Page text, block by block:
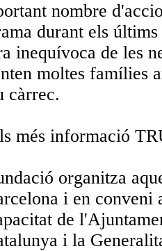
nombre
durant els últims
inequívoca de les
moltes famílies
càrrec.
més informació
organitza
i en conveni
de
i la